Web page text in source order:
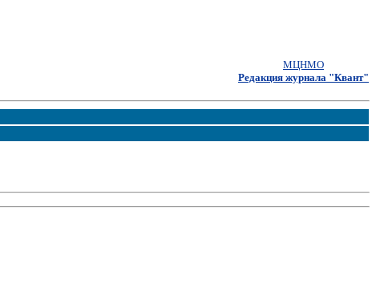
МЦНМО
Редакция журнала "Квант"